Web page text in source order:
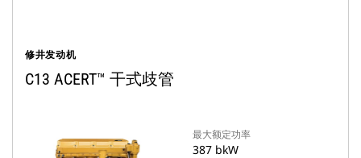
修井发动机
C13 ACERT™ 干式歧管
最大额定功率
387 bkW